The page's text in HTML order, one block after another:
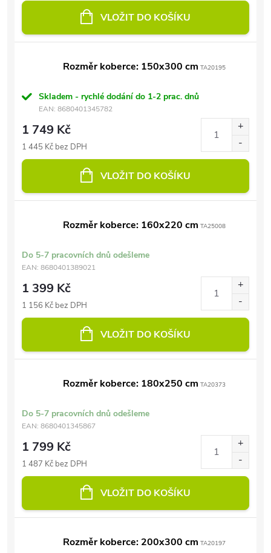
VLOŽIT DO KOŠÍKU
Rozměr koberce: 150x300 cm TA20195
Skladem - rychlé dodání do 1-2 prac. dnů
EAN: 8680401345782
1 749 Kč
1 445 Kč bez DPH
VLOŽIT DO KOŠÍKU
Rozměr koberce: 160x220 cm TA25008
Do 5-7 pracovních dnů odešleme
EAN: 8680401389021
1 399 Kč
1 156 Kč bez DPH
VLOŽIT DO KOŠÍKU
Rozměr koberce: 180x250 cm TA20373
Do 5-7 pracovních dnů odešleme
EAN: 8680401345867
1 799 Kč
1 487 Kč bez DPH
VLOŽIT DO KOŠÍKU
Rozměr koberce: 200x300 cm TA20197